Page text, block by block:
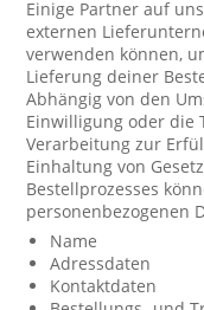
Einige Partner auf
externen
verwenden können,
Lieferung deiner
Abhängig von den
Einwilligung oder die
Verarbeitung zur
Einhaltung von
Bestellprozesses
personenbezogenen
Name
Adressdaten
Kontaktdaten